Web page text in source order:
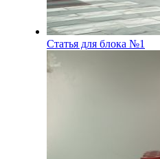
Статья для блока №1